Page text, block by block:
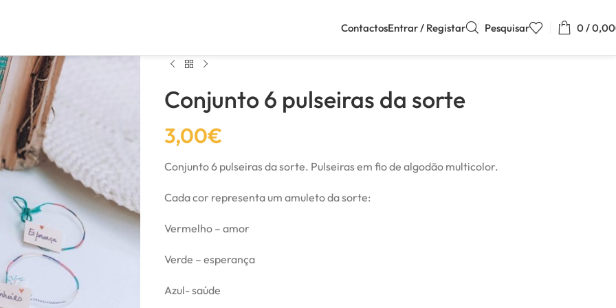
ContactosEntrar / Registar Pesquisar 0/0,00
Conjunto 6 pulseiras da sorte
3,00€
Conjunto 6 pulseiras da sorte. Pulseiras em fio de algodão multicolor.
Cada cor representa um amuleto da sorte:
Vermelho – amor
Verde – esperança
Azul- saúde